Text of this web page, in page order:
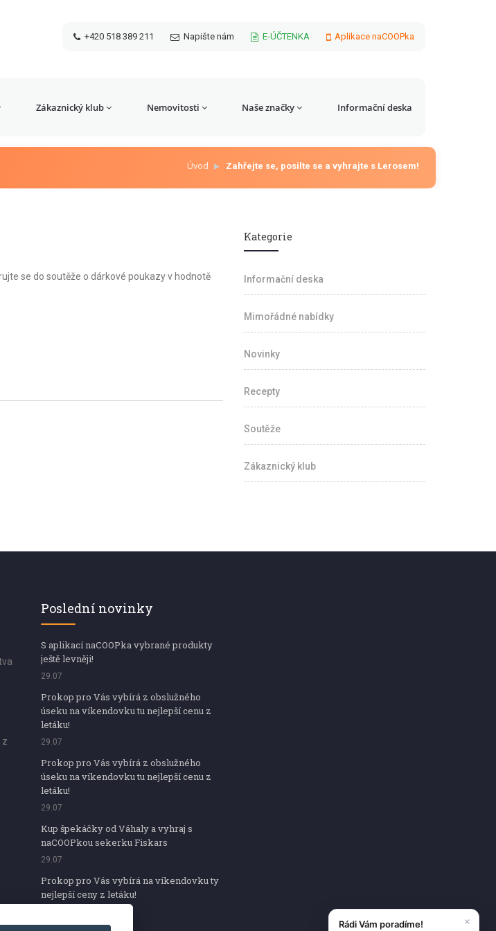
+420 518 389 211 Napište nám E-ÚČTENKA Aplikace naCOOPka
Zákaznický klub Nemovitosti Naše značky Informační deska
Úvod Zahřejte se, posilte se a vyhrajte s Lerosem!
se do soutěže o dárkové poukazy v hodnotě
Kategorie
Informační deska
Mimořádné nabídky
Novinky
Recepty
Soutěže
Zákaznický klub
z
Poslední novinky
S aplikací naCOOPka vybrané produkty
ještě levněji!
29.07
Prokop pro Vás vybírá z obslužného
úseku na víkendovku tu nejlepší cenu z
letáku!
29.07
Prokop pro Vás vybírá z obslužného
úseku na víkendovku tu nejlepší cenu z
letáku!
29.07
Kup špekáčky od Váhaly a vyhraj s
naCOOPkou sekerku Fiskars
29.07
Prokop pro Vás vybírá na víkendovku ty
nejlepší ceny z letáku!